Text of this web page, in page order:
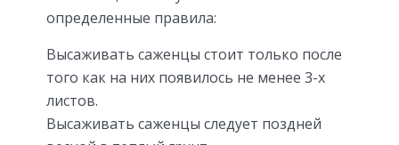
определенные правила:
Высаживать саженцы стоит только после
того как на них появилось не менее 3-х
листов.
Высаживать саженцы следует поздней